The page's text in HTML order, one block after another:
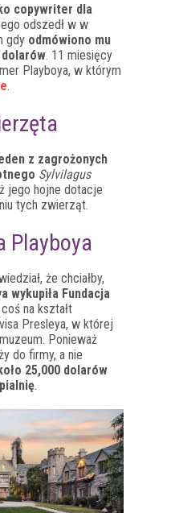
copywriter dla
odszedł w w
gdy odmówiono mu
. 11 miesięcy
Playboya, w którym
.
z zagrożonych
Sylvilagus
jego hojne dotacje
tych zwierząt.
Playboya
że chciałby,
wykupiła Fundacja
na kształt
Presleya, w której
Ponieważ
do firmy, a nie
25,000 dolarów
.